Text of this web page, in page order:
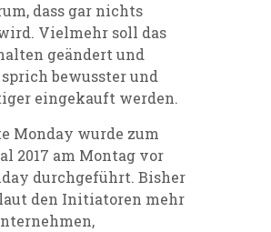
dass gar nichts
Vielmehr soll das
geändert und
sprich bewusster und
eingekauft werden.
Monday wurde zum
2017 am Montag vor
durchgeführt. Bisher
den Initiatoren mehr